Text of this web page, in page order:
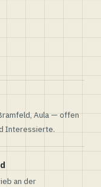
Aula — offen
Interessierte.
an der